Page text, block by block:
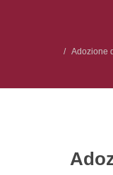
Adozione